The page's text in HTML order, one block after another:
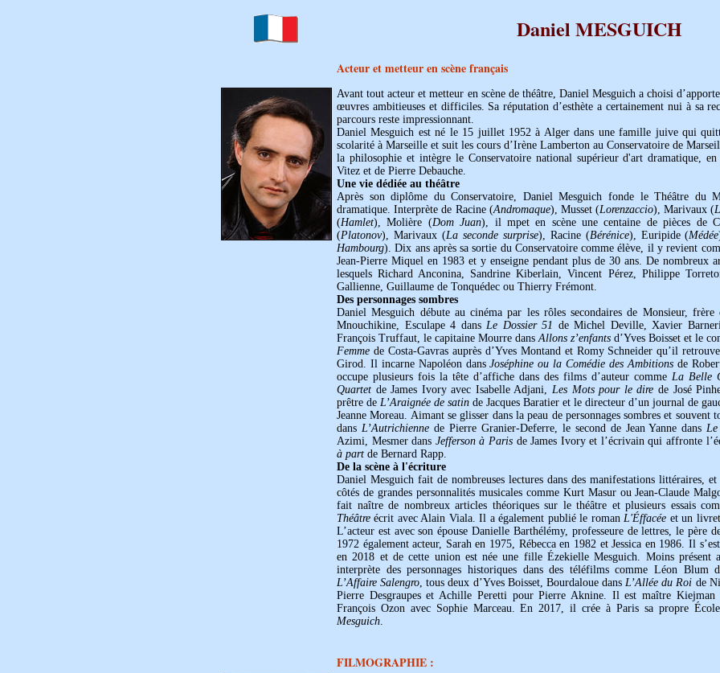
Daniel MESGUICH
Acteur et metteur en scène français
Avant tout acteur et metteur en scène de théâtre, Daniel Mesguich a choisi
œuvres ambitieuses et difficiles. Sa réputation d’esthète a certainement nui à sa
parcours reste impressionnant.
Daniel Mesguich est né le 15 juillet 1952 à Alger dans une famille juive qui
scolarité à Marseille et suit les cours d’Irène Lamberton au Conservatoire de
la philosophie et intègre le Conservatoire national supérieur d'art dramatique,
Vitez et de Pierre Debauche.
Une vie dédiée au théâtre
Après son diplôme du Conservatoire, Daniel Mesguich fonde le Théâtre du
dramatique. Interprète de Racine (Andromaque), Musset (Lorenzaccio), Marivaux (
(Hamlet), Molière (Dom Juan), il mpet en scène une centaine de pièces de
(Platonov), Marivaux (La seconde surprise), Racine (Bérénice), Euripide (Médée
Hambourg). Dix ans après sa sortie du Conservatoire comme élève, il y revient
Jean-Pierre Miquel en 1983 et y enseigne pendant plus de 30 ans. De nombreux
lesquels Richard Anconina, Sandrine Kiberlain, Vincent Pérez, Philippe
Gallienne, Guillaume de Tonquédec ou Thierry Frémont.
Des personnages sombres
Daniel Mesguich débute au cinéma par les rôles secondaires de Monsieur,
Mnouchikine, Esculape 4 dans Le Dossier 51 de Michel Deville, Xavier
François Truffaut, le capitaine Mourre dansAllons z’enfants d’Yves Boisset et le
Femme de Costa-Gavras auprès d’Yves Montand et Romy Schneider qu’il
Girod. Il incarne Napoléon dansJoséphine ou la Comédie des Ambitionsde
occupe plusieurs fois la tête d’affiche dans des films d’auteur comme La Belle
Quartet de James Ivory avec Isabelle Adjani,Les Mots pour le dire de José
prêtre de L’Araignée de satin de Jacques Baratier et le directeur d’un journal de
Jeanne Moreau. Aimant se glisser dans la peau de personnages sombres et
dans L’Autrichiennede Pierre Granier-Deferre, le second de Jean Yanne dans
Azimi, Mesmer dans Jefferson à Parisde James Ivory et l’écrivain qui affronte
à part de Bernard Rapp.
De la scène à l'écriture
Daniel Mesguich fait de nombreuses lectures dans des manifestations littéraires,
côtés de grandes personnalités musicales comme Kurt Masur ou Jean-Claude
fait naître de nombreux articles théoriques sur le théâtre et plusieurs essais
Théâtre écrit avec Alain Viala. Il a également publié le romanL'Éffacée et un
L’acteur est avec son épouse Danielle Barthélémy, professeure de lettres, le père
1972 également acteur, Sarah en 1975, Rébecca en 1982 et Jessica en 1986. Il
en 2018 et de cette union est née une fille Ézekielle Mesguich. Moins
interprète des personnages historiques dans des téléfilms comme Léon Blum
L’Affaire Salengro, tous deux d’Yves Boisset, Bourdaloue dansL’Allée du Roi de
Pierre Desgraupes et Achille Peretti pour Pierre Aknine. Il est maître
François Ozon avec Sophie Marceau. En 2017, il crée à Paris sa propre
Mesguich.
FILMOGRAPHIE :